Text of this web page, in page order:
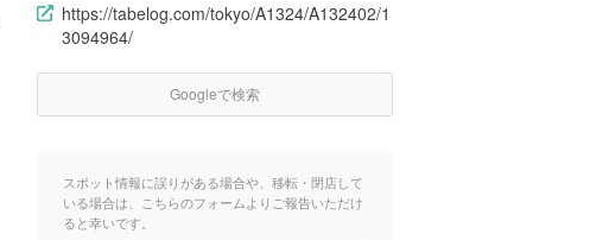
https://tabelog.com/tokyo/A1324/A132402/1
3094964/
Googleで検索
スポット情報に誤りがある場合や、移転・閉店して
いる場合は、こちらのフォームよりご報告いただけ
ると幸いです。